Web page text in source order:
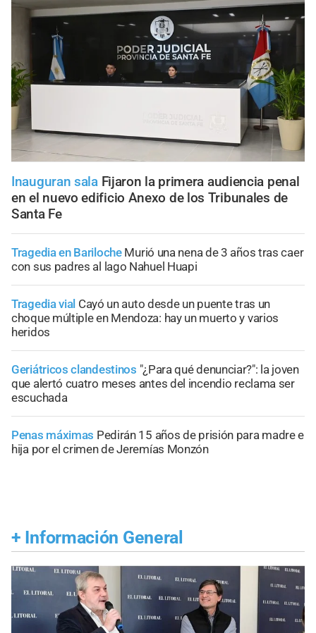
Inauguran sala Fijaron la primera audiencia penal
en el nuevo edificio Anexo de los Tribunales de
Santa Fe
Tragedia en Bariloche Murió una nena de 3 años tras caer
con sus padres al lago Nahuel Huapi
Tragedia vial Cayó un auto desde un puente tras un
choque múltiple en Mendoza: hay un muerto y varios
heridos
Geriátricos clandestinos "¿Para qué denunciar?": la joven
que alertó cuatro meses antes del incendio reclama ser
escuchada
Penas máximas Pedirán 15 años de prisión para madre e
hija por el crimen de Jeremías Monzón
+ Información General